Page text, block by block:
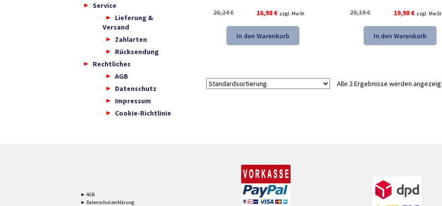
26,24€
Ursprünglicher
war:
26,24 €
16,98€Aktueller
ist:
16,98 €.
zzgl. MwSt.
In den Warenkorb
29,19€
Ursprünglicher
war:
29,19 €
19,98€Aktueller
ist:
19,98 €.
zzgl.
In den Warenkorb
Alle 2 Ergebnisse werden
Service
Lieferung &
Versand
Zahlarten
Rücksendung
Rechtliches
AGB
Datenschutz
Impressum
Cookie-Richtlinie
► AGB
► Datenschutzerklärung